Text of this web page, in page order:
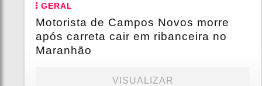
GERAL
Motorista de Campos Novos morre
após carreta cair em ribanceira no
Maranhão
VISUALIZAR